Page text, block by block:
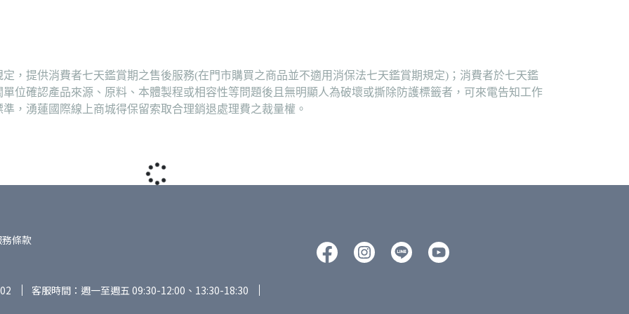
，提供消費者七天鑑賞期之售後服務(在門市購買之商品並不適用消保法七天鑑賞期規定)；消費者於七天鑑
位確認產品來源、原料、本體製程或相容性等問題後且無明顯人為破壞或撕除防護標籤者，可來電告知工作
，湧蓮國際線上商城得保留索取合理銷退處理費之裁量權。
條款
客服時間：週一至週五 09:30-12:00、13:30-18:30